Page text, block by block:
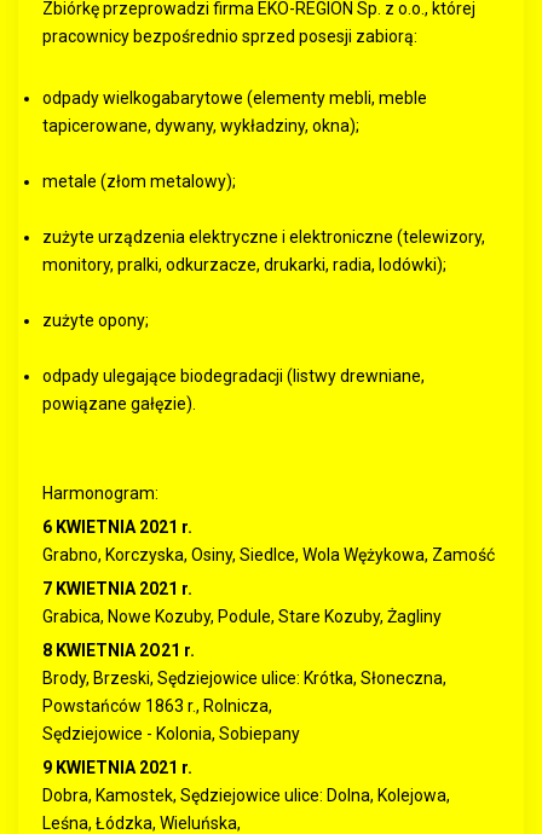
Zbiórkę przeprowadzi firma EKO-REGION Sp. z o.o., której
pracownicy bezpośrednio sprzed posesji zabiorą:
odpady wielkogabarytowe (elementy mebli, meble
tapicerowane, dywany, wykładziny, okna);
metale (złom metalowy);
zużyte urządzenia elektryczne i elektroniczne (telewizory,
monitory, pralki, odkurzacze, drukarki, radia, lodówki);
zużyte opony;
odpady ulegające biodegradacji (listwy drewniane,
powiązane gałęzie).
Harmonogram:
6 KWIETNIA 2021 r.
Grabno, Korczyska, Osiny, Siedlce, Wola Wężykowa, Zamość
7 KWIETNIA 2021 r.
Grabica, Nowe Kozuby, Podule, Stare Kozuby, Żagliny
8 KWIETNIA 2O21 r.
Brody, Brzeski, Sędziejowice ulice: Krótka, Słoneczna,
Powstańców 1863 r., Rolnicza,
Sędziejowice - Kolonia, Sobiepany
9 KWIETNIA 2021 r.
Dobra, Kamostek, Sędziejowice ulice: Dolna, Kolejowa,
Leśna, Łódzka, Wieluńska,